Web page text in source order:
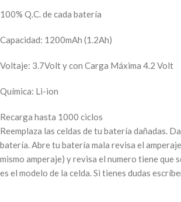
100% Q.C. de cada batería
Capacidad: 1200mAh (1.2Ah)
Voltaje: 3.7Volt y con Carga Máxima 4.2 Volt
Química: Li-ion
Recarga hasta 1000 ciclos
Reemplaza las celdas de tu batería dañadas.
batería. Abre tu batería mala revisa el
mismo amperaje) y revisa el numero tiene que
es el modelo de la celda. Si tienes dudas